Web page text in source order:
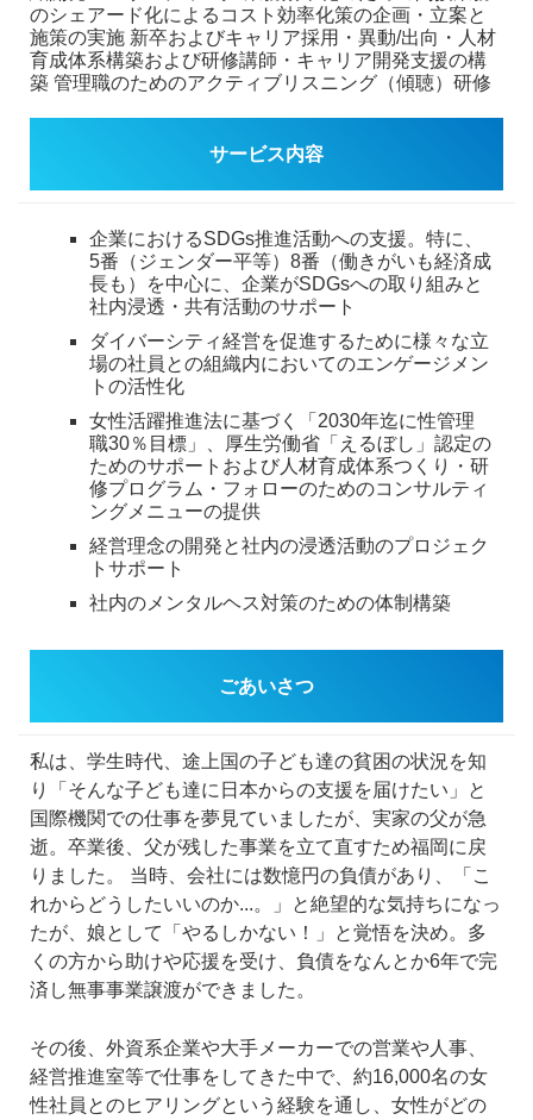
のシェアード化によるコスト効率化策の企画・立案と
施策の実施 新卒およびキャリア採用・異動/出向・人材
育成体系構築および研修講師・キャリア開発支援の構
築 管理職のためのアクティブリスニング（傾聴）研修
サービス内容
企業におけるSDGs推進活動への支援。特に、
5番（ジェンダー平等）8番（働きがいも経済成
長も）を中心に、企業がSDGsへの取り組みと
社内浸透・共有活動のサポート
ダイバーシティ経営を促進するために様々な立
場の社員との組織内においてのエンゲージメン
トの活性化
女性活躍推進法に基づく「2030年迄に性管理
職30％目標」、厚生労働省「えるぼし」認定の
ためのサポートおよび人材育成体系つくり・研
修プログラム・フォローのためのコンサルティ
ングメニューの提供
経営理念の開発と社内の浸透活動のプロジェク
トサポート
社内のメンタルヘス対策のための体制構築
ごあいさつ
私は、学生時代、途上国の子ども達の貧困の状況を知
り「そんな子ども達に日本からの支援を届けたい」と
国際機関での仕事を夢見ていましたが、実家の父が急
逝。卒業後、父が残した事業を立て直すため福岡に戻
りました。
当時、会社には数憶円の負債があり、「こ
れからどうしたいいのか...。」と絶望的な気持ちになっ
たが、娘として「やるしかない！」と覚悟を決め。多
くの方から助けや応援を受け、負債をなんとか6年で完
済し無事事業譲渡ができました。
その後、外資系企業や大手メーカーでの営業や人事、
経営推進室等で仕事をしてきた中で、約16,000名の女
性社員とのヒアリングという経験を通し、女性がどの